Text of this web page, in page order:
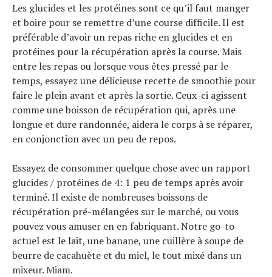
Les glucides et les protéines sont ce qu’il faut manger
et boire pour se remettre d’une course difficile. Il est
préférable d’avoir un repas riche en glucides et en
protéines pour la récupération après la course. Mais
entre les repas ou lorsque vous êtes pressé par le
temps, essayez une délicieuse recette de smoothie pour
faire le plein avant et après la sortie. Ceux-ci agissent
comme une boisson de récupération qui, après une
longue et dure randonnée, aidera le corps à se réparer,
en conjonction avec un peu de repos.
Essayez de consommer quelque chose avec un rapport
glucides / protéines de 4: 1 peu de temps après avoir
terminé. Il existe de nombreuses boissons de
récupération pré-mélangées sur le marché, ou vous
pouvez vous amuser en en fabriquant. Notre go-to
actuel est le lait, une banane, une cuillère à soupe de
beurre de cacahuète et du miel, le tout mixé dans un
mixeur. Miam.